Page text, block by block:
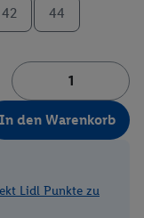
42 44
In den Warenkorb
Lidl Punkte zu